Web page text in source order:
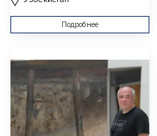
Подробнее